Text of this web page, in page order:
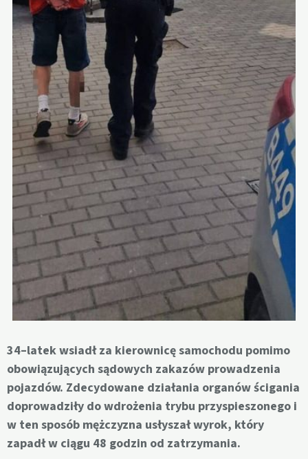
34–latek wsiadł za kierownicę samochodu pomimo
obowiązujących sądowych zakazów prowadzenia
pojazdów. Zdecydowane działania organów ścigania
doprowadziły do wdrożenia trybu przyspieszonego i
w ten sposób mężczyzna usłyszał wyrok, który
zapadł w ciągu 48 godzin od zatrzymania.